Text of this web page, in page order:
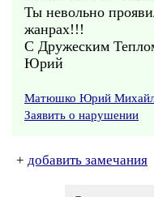
Ты невольно
жанрах!!!
С Дружеским
Юрий
Матюшко Юрий
Заявить о нарушении
+ добавить замечания